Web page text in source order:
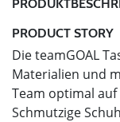
PRODUCT STORY
Die teamGOAL
Materialien und
Team optimal
Schmutzige